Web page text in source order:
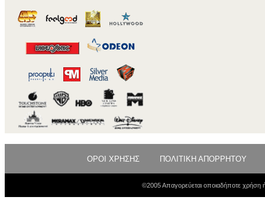
ΟΡΟΙ ΧΡΗΣΗΣ ΠΟΛΙΤΙΚΗ ΑΠΟΡΡΗΤΟΥ
©2005 Απαγορεύεται οποιαδήποτε χρήση